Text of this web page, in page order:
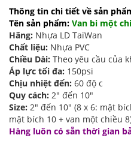
Thông tin chi tiết về sản
Tên sản phẩm: Van bi một
Hãng: Nhựa LD TaiWan
Chất liệu: Nhựa PVC
Chiều Dài: Theo yêu cầu của
Áp lực tối đa: 150psi
Chịu nhiệt đến: 60 độ c
Quy cách: 2″ đến 10″
Size: 2″ đến 10″ (8 x 6: mặt
mặt bích 10 + van một chiều
Hàng luôn có sẵn thời gian